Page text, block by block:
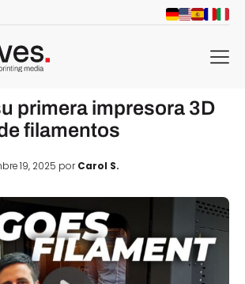
menu
primera impresora 3D
filamentos
19, 2025 porCarol S.